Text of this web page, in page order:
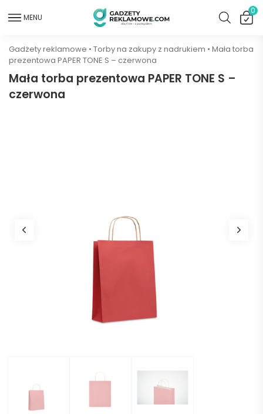
MENU
0
Gadżety reklamowe • Torby na zakupy z nadrukiem • Mała torba
prezentowa PAPER TONE S – czerwona
Mała torba prezentowa PAPER TONE S –
czerwona